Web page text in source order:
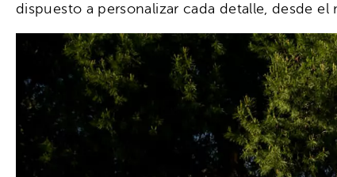
dispuesto a personalizar cada detalle, desde